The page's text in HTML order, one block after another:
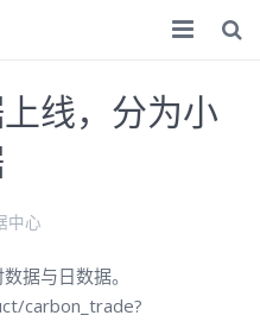
线，分为小
中心
据与日数据。
carbon_trade?